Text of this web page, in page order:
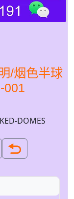
/烟色半球
001
DOMES